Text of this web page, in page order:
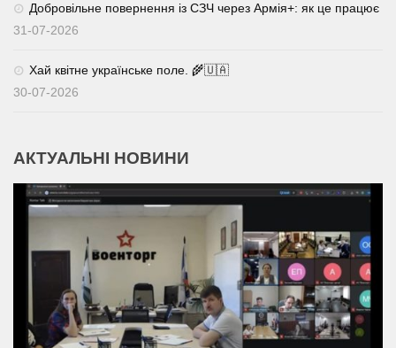
Добровільне повернення із СЗЧ через Армія+: як це працює
31-07-2026
Хай квітне українське поле. 🌾🇺🇦
30-07-2026
АКТУАЛЬНІ НОВИНИ